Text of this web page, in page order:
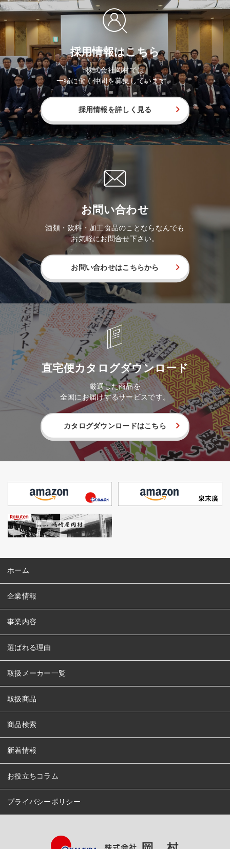
採用情報はこちら
株式会社岡村では
一緒に働く仲間を募集しています。
採用情報を詳しく見る
お問い合わせ
酒類・飲料・加工食品のことならなんでも
お気軽にお問合せ下さい。
お問い合わせはこちらから
直宅便カタログダウンロード
厳選した商品を
全国にお届けするサービスです。
カタログダウンロードはこちら
ホーム
企業情報
事業内容
選ばれる理由
取扱メーカー一覧
取扱商品
商品検索
新着情報
お役立ちコラム
プライバシーポリシー